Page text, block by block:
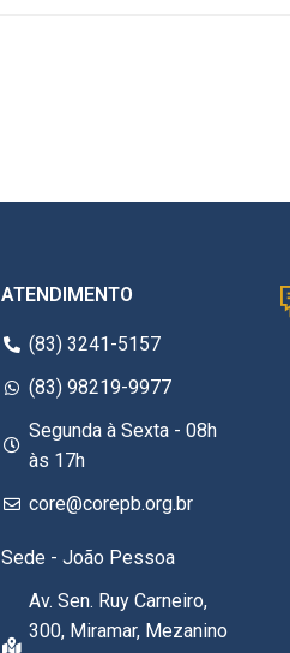
ATENDIMENTO
(83) 3241-5157
(83) 98219-9977
Segunda à Sexta - 08h
às 17h
core@corepb.org.br
Sede - João Pessoa
Av. Sen. Ruy Carneiro,
300, Miramar, Mezanino